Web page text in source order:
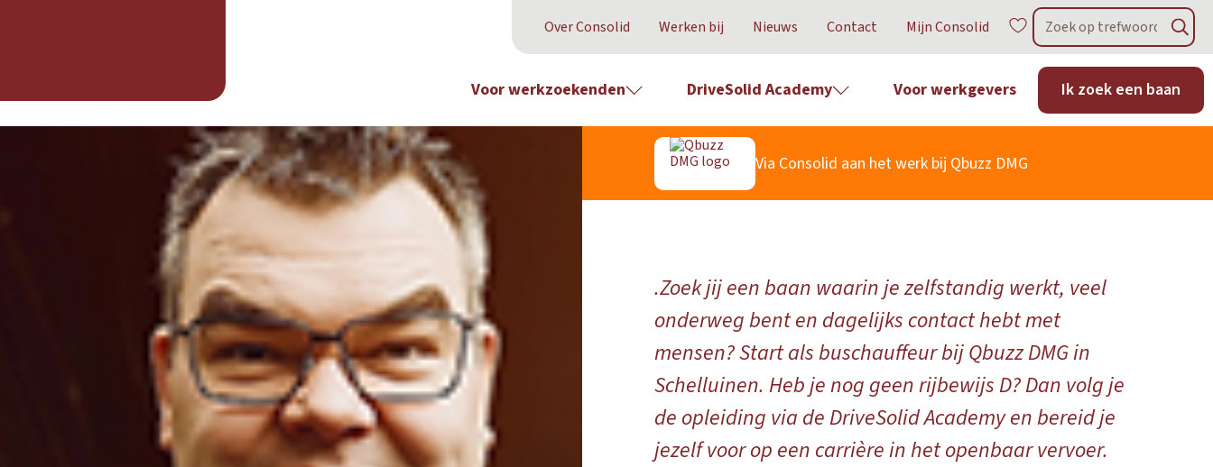
Over Consolid Werken bij Nieuws Contact Mijn Consolid
Voor werkzoekenden DriveSolid Academy Voor werkgevers Ik zoek een baan
Via Consolid aan het werk bij Qbuzz DMG
.Zoek jij een baan waarin je zelfstandig werkt, veel
onderweg bent en dagelijks contact hebt met
mensen? Start als buschauffeur bij Qbuzz DMG in
Schelluinen. Heb je nog geen rijbewijs D? Dan volg je
de opleiding via de DriveSolid Academy en bereid je
jezelf voor op een carrière in het openbaar vervoer.